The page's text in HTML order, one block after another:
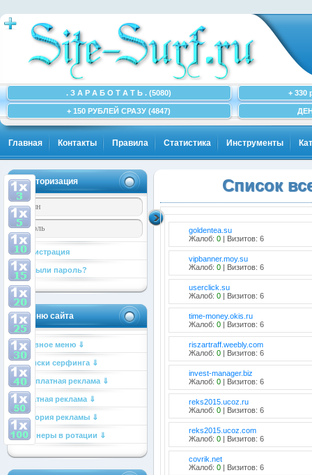
. З А Р А Б О Т А Т Ь . (5080) + 330
+ 150 РУБЛЕЙ СРАЗУ (4847)
Главная Контакты Правила Статистика Инструменты
Авторизация
Регистрация
Забыли пароль?
Меню сайта
Главное меню ⇓
Списки серфинга ⇓
Бесплатная реклама ⇓
Платная реклама ⇓
История рекламы ⇓
Баннеры в ротации ⇓
Список
goldentea.su
Жалоб: 0 | Визитов: 6
vipbanner.moy.su
Жалоб: 0 | Визитов: 6
userclick.su
Жалоб: 0 | Визитов: 6
time-money.okis.ru
Жалоб: 0 | Визитов: 6
riszartraff.weebly.com
Жалоб: 0 | Визитов: 6
invest-manager.biz
Жалоб: 0 | Визитов: 6
reks2015.ucoz.ru
Жалоб: 0 | Визитов: 6
reks2015.ucoz.com
Жалоб: 0 | Визитов: 6
covrik.net
Жалоб: 0 | Визитов: 6